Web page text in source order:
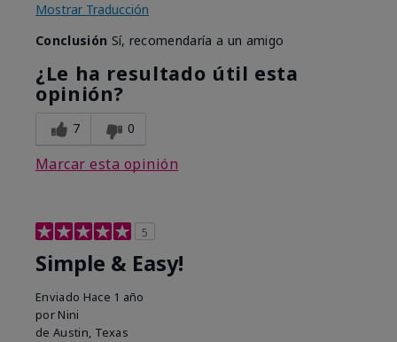
Mostrar Traducción
Conclusión Sí, recomendaría a un amigo
¿Le ha resultado útil esta
opinión?
7 0
Marcar esta opinión
5
Simple & Easy!
Enviado Hace 1 año
por Nini
de Austin, Texas